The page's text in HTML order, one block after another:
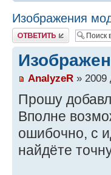
Изображения
Ответить
AnalyzeR » 2009
Прошу
Вполне
ошибочно, с
найдёте